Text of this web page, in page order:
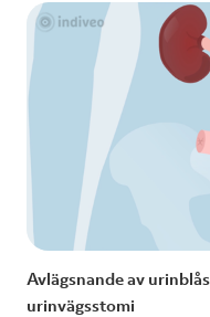
Avlägsnande av
urinvägsstomi